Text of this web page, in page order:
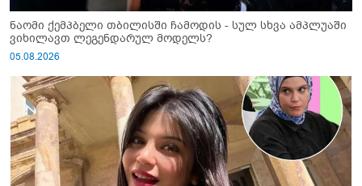
ნაომი ქემპბელი თბილისში ჩამოდის - სულ სხვა ამპლუაში
ვიხილავთ ლეგენდარულ მოდელს?
05.08.2026